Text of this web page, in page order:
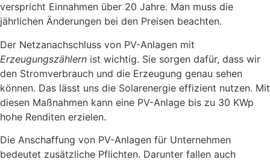
verspricht Einnahmen über 20 Jahre. Man muss die
jährlichen Änderungen bei den Preisen beachten.
Der Netzanachschluss von PV-Anlagen mit
Erzeugungszählern ist wichtig. Sie sorgen dafür, dass wir
den Stromverbrauch und die Erzeugung genau sehen
können. Das lässt uns die Solarenergie effizient nutzen. Mit
diesen Maßnahmen kann eine PV-Anlage bis zu 30 KWp
hohe Renditen erzielen.
Die Anschaffung von PV-Anlagen für Unternehmen
bedeutet zusätzliche Pflichten. Darunter fallen auch